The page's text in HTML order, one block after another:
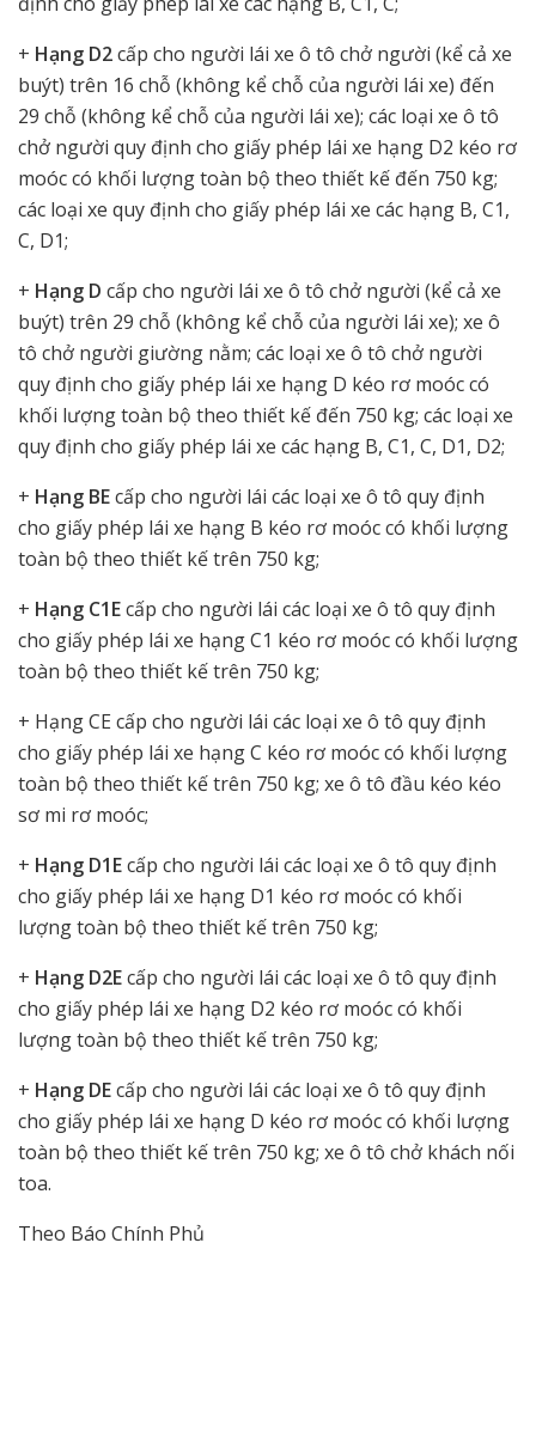
+ Hạng D2cấp cho người lái xe ô tô chở người (kể cả xe
buýt) trên 16 chỗ (không kể chỗ của người lái xe) đến
29 chỗ (không kể chỗ của người lái xe); các loại xe ô tô
chở người quy định cho giấy phép lái xe hạng D2 kéo rơ
moóc có khối lượng toàn bộ theo thiết kế đến 750 kg;
các loại xe quy định cho giấy phép lái xe các hạng B, C1,
C, D1;
+ Hạng D cấp cho người lái xe ô tô chở người (kể cả xe
buýt) trên 29 chỗ (không kể chỗ của người lái xe); xe ô
tô chở người giường nằm; các loại xe ô tô chở người
quy định cho giấy phép lái xe hạng D kéo rơ moóc có
khối lượng toàn bộ theo thiết kế đến 750 kg; các loại xe
quy định cho giấy phép lái xe các hạng B, C1, C, D1, D2;
+ Hạng BEcấp cho người lái các loại xe ô tô quy định
cho giấy phép lái xe hạng B kéo rơ moóc có khối lượng
toàn bộ theo thiết kế trên 750 kg;
+ Hạng C1Ecấp cho người lái các loại xe ô tô quy định
cho giấy phép lái xe hạng C1 kéo rơ moóc có khối lượng
toàn bộ theo thiết kế trên 750 kg;
+ Hạng CE cấp cho người lái các loại xe ô tô quy định
cho giấy phép lái xe hạng C kéo rơ moóc có khối lượng
toàn bộ theo thiết kế trên 750 kg; xe ô tô đầu kéo kéo
sơ mi rơ moóc;
+ Hạng D1Ecấp cho người lái các loại xe ô tô quy định
cho giấy phép lái xe hạng D1 kéo rơ moóc có khối
lượng toàn bộ theo thiết kế trên 750 kg;
+ Hạng D2Ecấp cho người lái các loại xe ô tô quy định
cho giấy phép lái xe hạng D2 kéo rơ moóc có khối
lượng toàn bộ theo thiết kế trên 750 kg;
+ Hạng DEcấp cho người lái các loại xe ô tô quy định
cho giấy phép lái xe hạng D kéo rơ moóc có khối lượng
toàn bộ theo thiết kế trên 750 kg; xe ô tô chở khách nối
toa.
Theo Báo Chính Phủ